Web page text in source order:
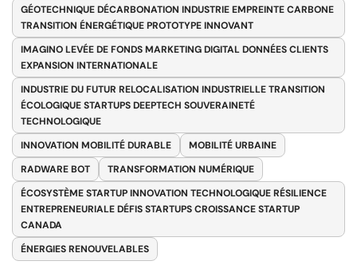
GÉOTECHNIQUE DÉCARBONATION INDUSTRIE EMPREINTE CARBONE
TRANSITION ÉNERGÉTIQUE PROTOTYPE INNOVANT
IMAGINO LEVÉE DE FONDS MARKETING DIGITAL DONNÉES CLIENTS
EXPANSION INTERNATIONALE
INDUSTRIE DU FUTUR RELOCALISATION INDUSTRIELLE TRANSITION
ÉCOLOGIQUE STARTUPS DEEPTECH SOUVERAINETÉ
TECHNOLOGIQUE
INNOVATION MOBILITÉ DURABLE
MOBILITÉ URBAINE
RADWARE BOT
TRANSFORMATION NUMÉRIQUE
ÉCOSYSTÈME STARTUP INNOVATION TECHNOLOGIQUE RÉSILIENCE
ENTREPRENEURIALE DÉFIS STARTUPS CROISSANCE STARTUP
CANADA
ÉNERGIES RENOUVELABLES